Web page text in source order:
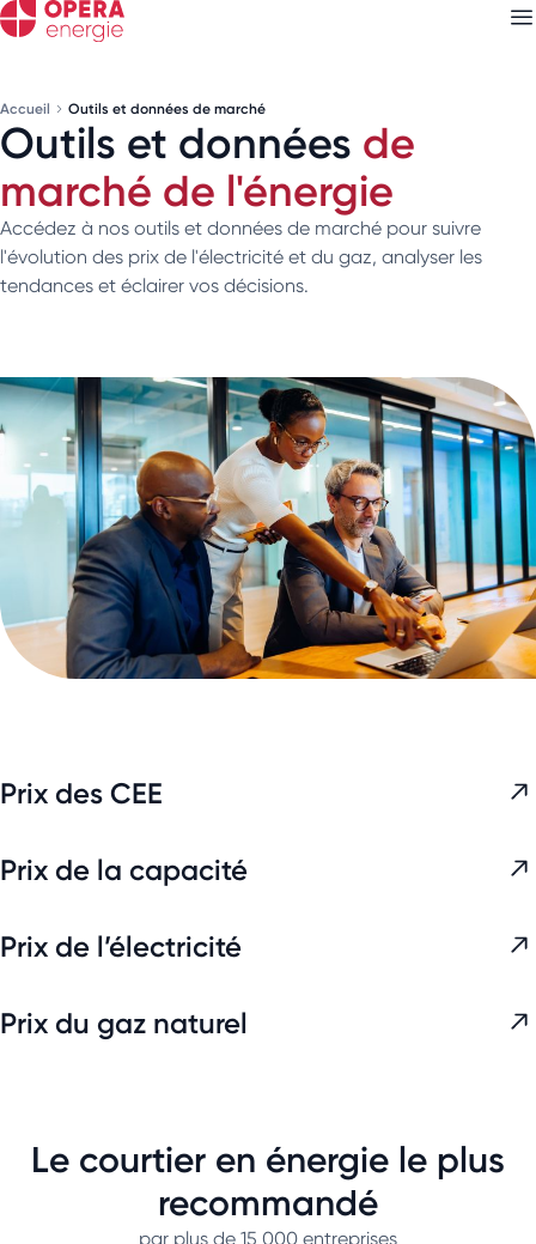
Accueil Outils et données de marché
Outils et données de
marché de l'énergie
Accédez à nos outils et données de marché pour suivre
l'évolution des prix de l'électricité et du gaz, analyser les
tendances et éclairer vos décisions.
Prix des CEE
Prix de la capacité
Prix de l’électricité
Prix du gaz naturel
Le courtier en énergie le plus
recommandé
par plus de 15 000 entreprises
Découvrez nosnewsletters
Choisissez les newsletters qui vous intéressent